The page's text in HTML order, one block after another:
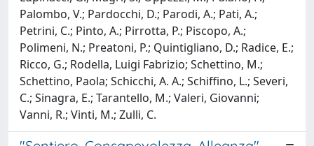
Palombo, V.; Pardocchi, D.; Parodi, A.; Pati, A.;
Petrini, C.; Pinto, A.; Pirrotta, P.; Piscopo, A.;
Polimeni, N.; Preatoni, P.; Quintigliano, D.; Radice, E.;
Ricco, G.; Rodella, Luigi Fabrizio; Schettino, M.;
Schettino, Paola; Schicchi, A. A.; Schiffino, L.; Severi,
C.; Sinagra, E.; Tarantello, M.; Valeri, Giovanni;
Vanni, R.; Vinti, M.; Zulli, C.